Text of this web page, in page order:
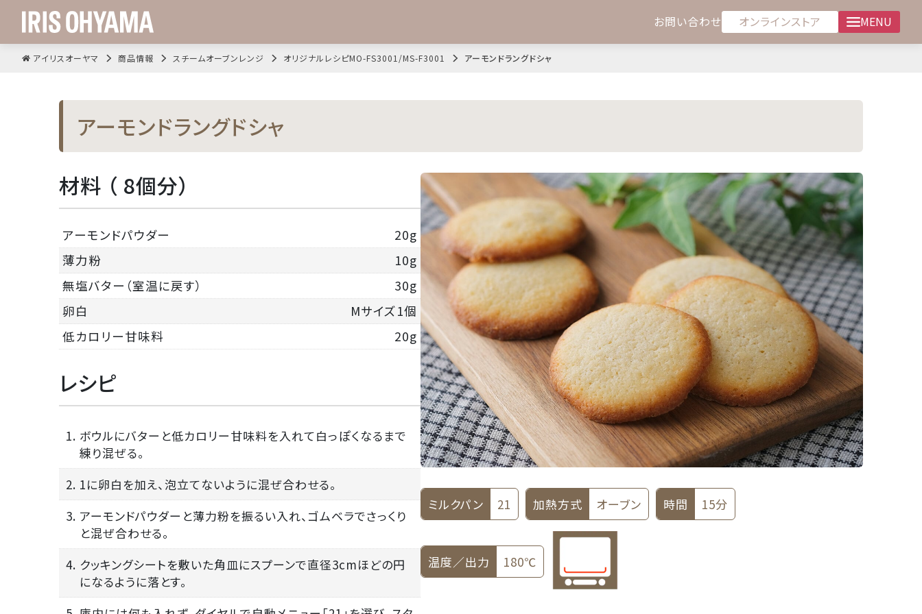
お問い合わせ オンラインストア MENU
アイリスオーヤマ 商品情報 スチームオーブンレンジ オリジナルレシピMO-FS3001/MS-F3001 アーモンドラングドシャ
アーモンドラングドシャ
ミルクパン 21 加熱方式 オーブン 時間 15分
温度／出力 180℃
材料 （ 8個分）
アーモンドパウダー
20g
薄力粉
10g
無塩バター（室温に戻す）
30g
卵白
Mサイズ1個
低カロリー甘味料
20g
レシピ
1. ボウルにバターと低カロリー甘味料を入れて白っぽくなるまで
練り混ぜる。
2. 1に卵白を加え、泡立てないように混ぜ合わせる。
3. アーモンドパウダーと薄力粉を振るい入れ、ゴムベラでさっくり
と混ぜ合わせる。
4. クッキングシートを敷いた角皿にスプーンで直径3cmほどの円
になるように落とす。